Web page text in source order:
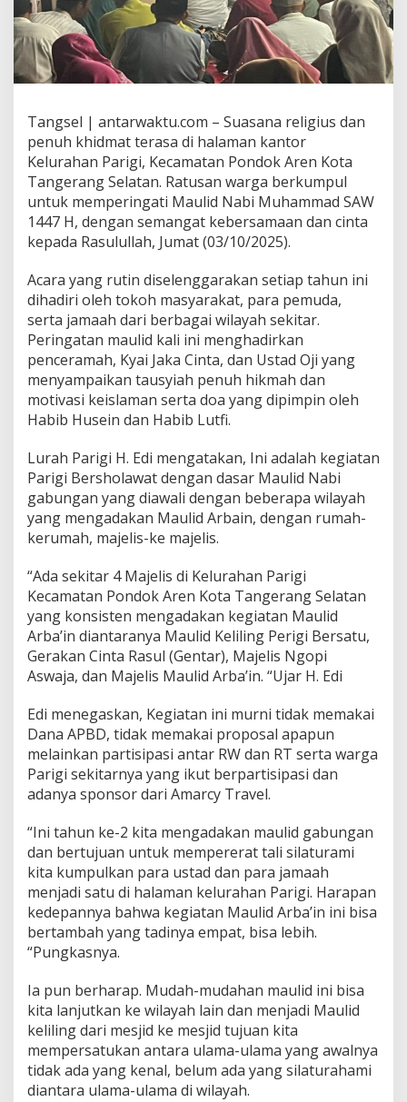
Tangsel | antarwaktu.com – Suasana religius dan
penuh khidmat terasa di halaman kantor
Kelurahan Parigi, Kecamatan Pondok Aren Kota
Tangerang Selatan. Ratusan warga berkumpul
untuk memperingati Maulid Nabi Muhammad SAW
1447 H, dengan semangat kebersamaan dan cinta
kepada Rasulullah, Jumat (03/10/2025).
Acara yang rutin diselenggarakan setiap tahun ini
dihadiri oleh tokoh masyarakat, para pemuda,
serta jamaah dari berbagai wilayah sekitar.
Peringatan maulid kali ini menghadirkan
penceramah, Kyai Jaka Cinta, dan Ustad Oji yang
menyampaikan tausyiah penuh hikmah dan
motivasi keislaman serta doa yang dipimpin oleh
Habib Husein dan Habib Lutfi.
Lurah Parigi H. Edi mengatakan, Ini adalah kegiatan
Parigi Bersholawat dengan dasar Maulid Nabi
gabungan yang diawali dengan beberapa wilayah
yang mengadakan Maulid Arbain, dengan rumah-
kerumah, majelis-ke majelis.
“Ada sekitar 4 Majelis di Kelurahan Parigi
Kecamatan Pondok Aren Kota Tangerang Selatan
yang konsisten mengadakan kegiatan Maulid
Arba’in diantaranya Maulid Keliling Perigi Bersatu,
Gerakan Cinta Rasul (Gentar), Majelis Ngopi
Aswaja, dan Majelis Maulid Arba’in. “Ujar H. Edi
Edi menegaskan, Kegiatan ini murni tidak memakai
Dana APBD, tidak memakai proposal apapun
melainkan partisipasi antar RW dan RT serta warga
Parigi sekitarnya yang ikut berpartisipasi dan
adanya sponsor dari Amarcy Travel.
“Ini tahun ke-2 kita mengadakan maulid gabungan
dan bertujuan untuk mempererat tali silaturami
kita kumpulkan para ustad dan para jamaah
menjadi satu di halaman kelurahan Parigi. Harapan
kedepannya bahwa kegiatan Maulid Arba’in ini bisa
bertambah yang tadinya empat, bisa lebih.
“Pungkasnya.
Ia pun berharap. Mudah-mudahan maulid ini bisa
kita lanjutkan ke wilayah lain dan menjadi Maulid
keliling dari mesjid ke mesjid tujuan kita
mempersatukan antara ulama-ulama yang awalnya
tidak ada yang kenal, belum ada yang silaturahami
diantara ulama-ulama di wilayah.